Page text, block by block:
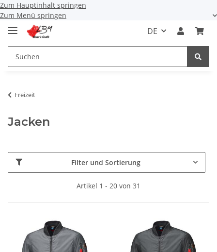
Zum Hauptinhalt springen
Zum Menü springen
DE
Freizeit
Jacken
Filter und Sortierung
Artikel 1 - 20 von 31